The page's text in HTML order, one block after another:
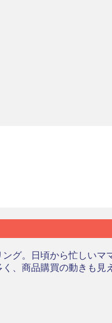
グ。日頃から忙しいマ
、商品購買の動きも見